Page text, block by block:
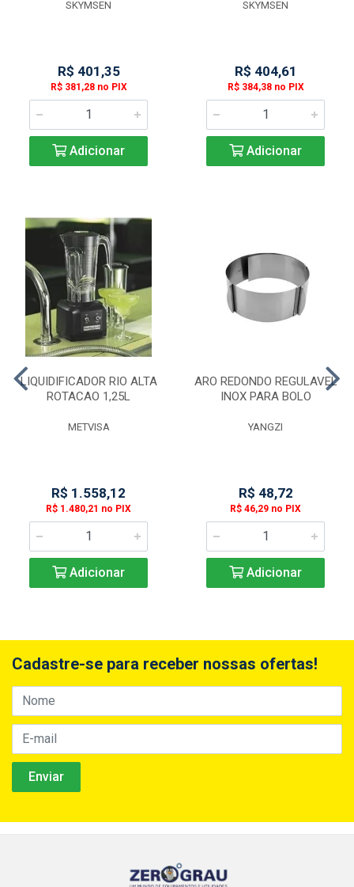
SKYMSEN
R$ 401,35
R$ 381,28 no PIX
Adicionar
SKYMSEN
R$ 404,61
R$ 384,38 no PIX
Adicionar
LIQUIDIFICADOR RIO ALTA
ROTACAO 1,25L
METVISA
R$ 1.558,12
R$ 1.480,21 no PIX
Adicionar
ARO REDONDO REGULAVEL
INOX PARA BOLO
YANGZI
R$ 48,72
R$ 46,29 no PIX
Adicionar
Cadastre-se para receber nossas ofertas!